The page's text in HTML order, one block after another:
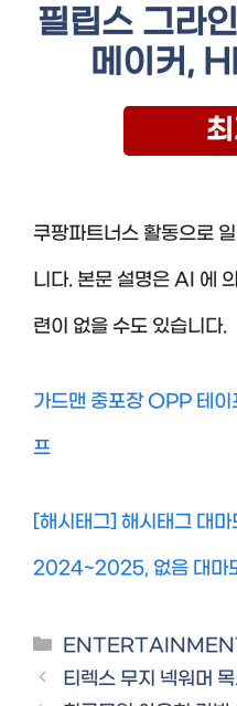
필립스 그라
메이커,
쿠팡파트너스 활동으로
니다. 본문 설명은 AI 에
련이 없을 수도 있습니다.
가드맨 중포장 OPP 테
프
[해시태그] 해시태그 대
2024~2025, 없음 대
Categories
티렉스 무지 넥워머